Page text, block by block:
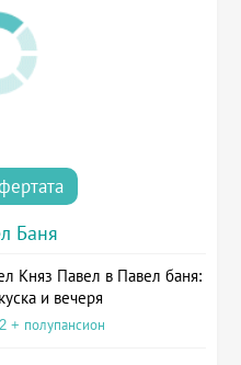
Баня
Княз Павел в Павел баня:
и вечеря
+ полупансион